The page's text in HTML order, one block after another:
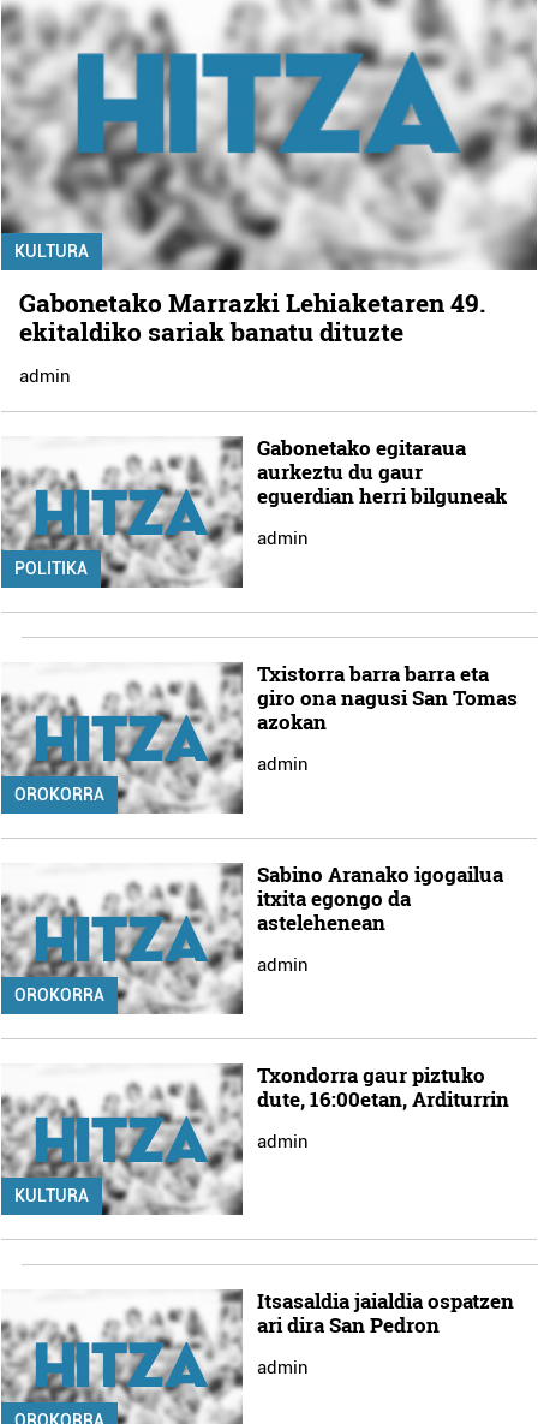
KULTURA
Gabonetako Marrazki Lehiaketaren 49.
ekitaldiko sariak banatu dituzte
admin
POLITIKA
Gabonetako egitaraua
aurkeztu du gaur
eguerdian herri bilguneak
admin
OROKORRA
Txistorra barra barra eta
giro ona nagusi San Tomas
azokan
admin
OROKORRA
Sabino Aranako igogailua
itxita egongo da
astelehenean
admin
KULTURA
Txondorra gaur piztuko
dute, 16:00etan, Arditurrin
admin
Itsasaldia jaialdia ospatzen
ari dira San Pedron
admin